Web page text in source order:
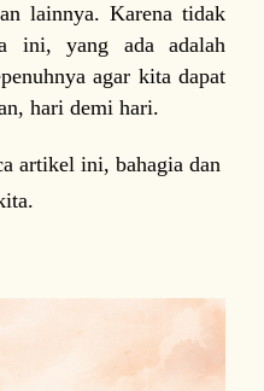
lainnya. Karena tidak
ini, yang ada adalah
agar kita dapat
hari demi hari.
artikel ini, bahagia dan